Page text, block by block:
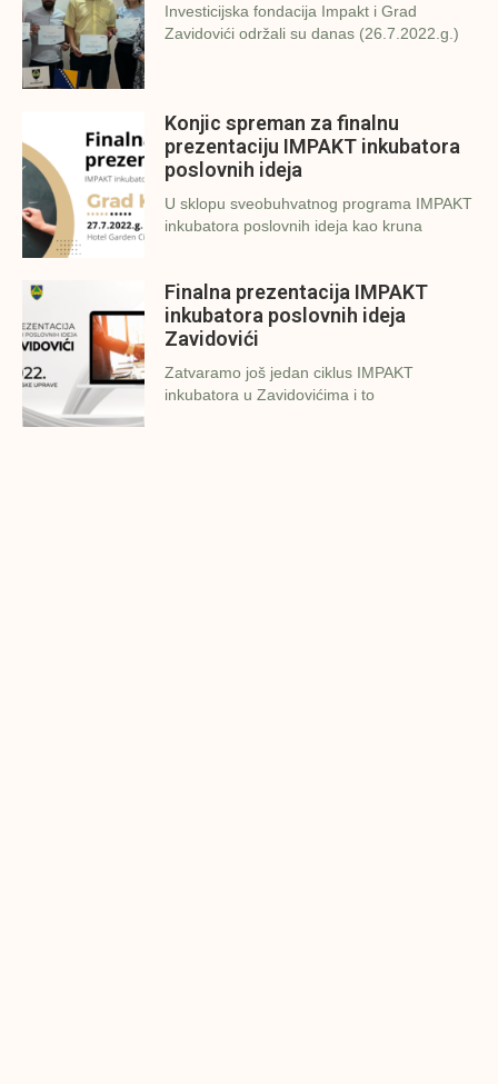
Investicijska fondacija Impakt i Grad
Zavidovići održali su danas (26.7.2022.g.)
Konjic spreman za finalnu
prezentaciju IMPAKT inkubatora
poslovnih ideja
U sklopu sveobuhvatnog programa IMPAKT
inkubatora poslovnih ideja kao kruna
Finalna prezentacija IMPAKT
inkubatora poslovnih ideja
Zavidovići
Zatvaramo još jedan ciklus IMPAKT
inkubatora u Zavidovićima i to